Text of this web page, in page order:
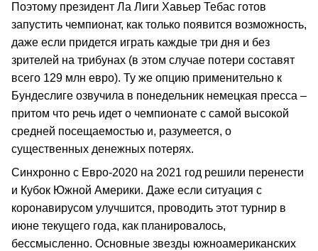
Поэтому президент Ла Лиги Хавьер Тебас готов
запустить чемпионат, как только появится возможность,
даже если придется играть каждые три дня и без
зрителей на трибунах (в этом случае потери составят
всего 129 млн евро). Ту же опцию применительно к
Бундеслиге озвучила в понедельник немецкая пресса –
притом что речь идет о чемпионате с самой высокой
средней посещаемостью и, разумеется, о
существенных денежных потерях.
Синхронно с Евро-2020 на 2021 год решили перенести
и Кубок Южной Америки. Даже если ситуация с
коронавирусом улучшится, проводить этот турнир в
июне текущего года, как планировалось,
бессмысленно. Основные звезды южноамериканских